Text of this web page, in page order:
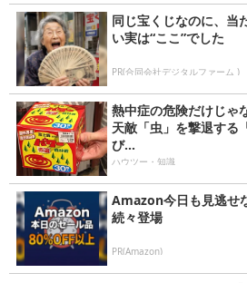
同じ宝くじなのに、当
い実は“ここ”でした
PR(合同会社デジタルファーム )
熱中症の危険だけじ
天敵「虫」を撃退する
び...
ハウツー・知識
Amazon今日も見逃せ
続々登場
PR(Amazon)